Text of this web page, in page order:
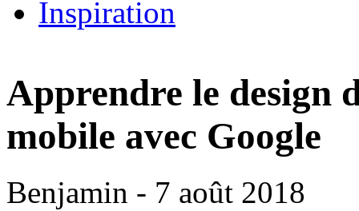
Inspiration
Apprendre le design
mobile avec Google
Benjamin - 7 août 2018